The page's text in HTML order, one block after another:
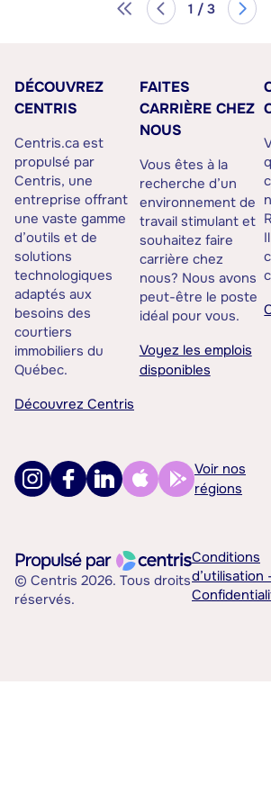
1 / 3
DÉCOUVREZ
CENTRIS
Centris.ca est
propulsé par
Centris, une
entreprise offrant
une vaste gamme
d’outils et de
solutions
technologiques
adaptés aux
besoins des
courtiers
immobiliers du
Québec.
Découvrez Centris
FAITES
CARRIÈRE CHEZ
NOUS
Vous êtes à la
recherche d’un
environnement de
travail stimulant et
souhaitez faire
carrière chez
nous? Nous avons
peut-être le poste
idéal pour vous.
Voyez les emplois
disponibles
Voir nos
régions
© Centris 2026. Tous droits
réservés.
Conditions
d’utilisation